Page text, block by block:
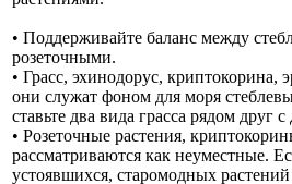
• Поддерживайте баланс между
розеточными.
• Грасс, эхинодорус, криптокорина,
они служат фоном для моря
ставьте два вида грасса рядом друг
• Розеточные растения,
рассматриваются как неуместные.
устоявшихся, старомодных растений